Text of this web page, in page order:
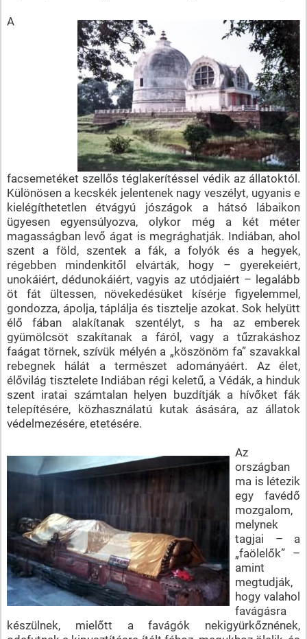
A
facsemetéket szellős téglakerítéssel védik az állatoktól.
Különösen a kecskék jelentenek nagy veszélyt, ugyanis e
kielégíthetetlen étvágyú jószágok a hátsó lábaikon
ügyesen egyensúlyozva, olykor még a két méter
magasságban levő ágat is megrághatják. Indiában, ahol
szent a föld, szentek a fák, a folyók és a hegyek,
régebben mindenkitől elvárták, hogy – gyerekeiért,
unokáiért, dédunokáiért, vagyis az utódjaiért – legalább
öt fát ültessen, növekedésüket kísérje figyelemmel,
gondozza, ápolja, táplálja és tisztelje azokat. Sok helyütt
élő fában alakítanak szentélyt, s ha az emberek
gyümölcsöt szakítanak a fáról, vagy a tűzrakáshoz
faágat törnek, szívük mélyén a „köszönöm fa” szavakkal
rebegnek hálát a természet adományáért. Az élet,
élővilág tisztelete Indiában régi keletű, a Védák, a hinduk
szent iratai számtalan helyen buzdítják a hívőket fák
telepítésére, közhasználatú kutak ásására, az állatok
védelmezésére, etetésére.
Az
országban
ma is létezik
egy favédő
mozgalom,
melynek
tagjai – a
„faölelők” –
amint
megtudják,
hogy valahol
favágásra
készülnek, mielőtt a favágók nekigyürkőznének,